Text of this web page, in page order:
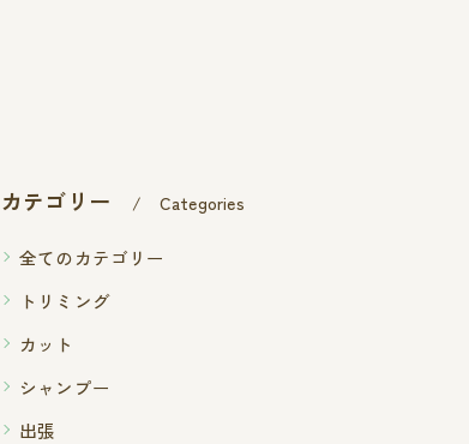
カテゴリー Categories
全てのカテゴリー
トリミング
カット
シャンプー
出張